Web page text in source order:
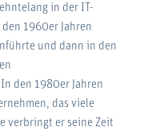
in der IT-
1960er Jahren
und dann in den
den 1980er Jahren
das viele
verbringt er seine Zeit